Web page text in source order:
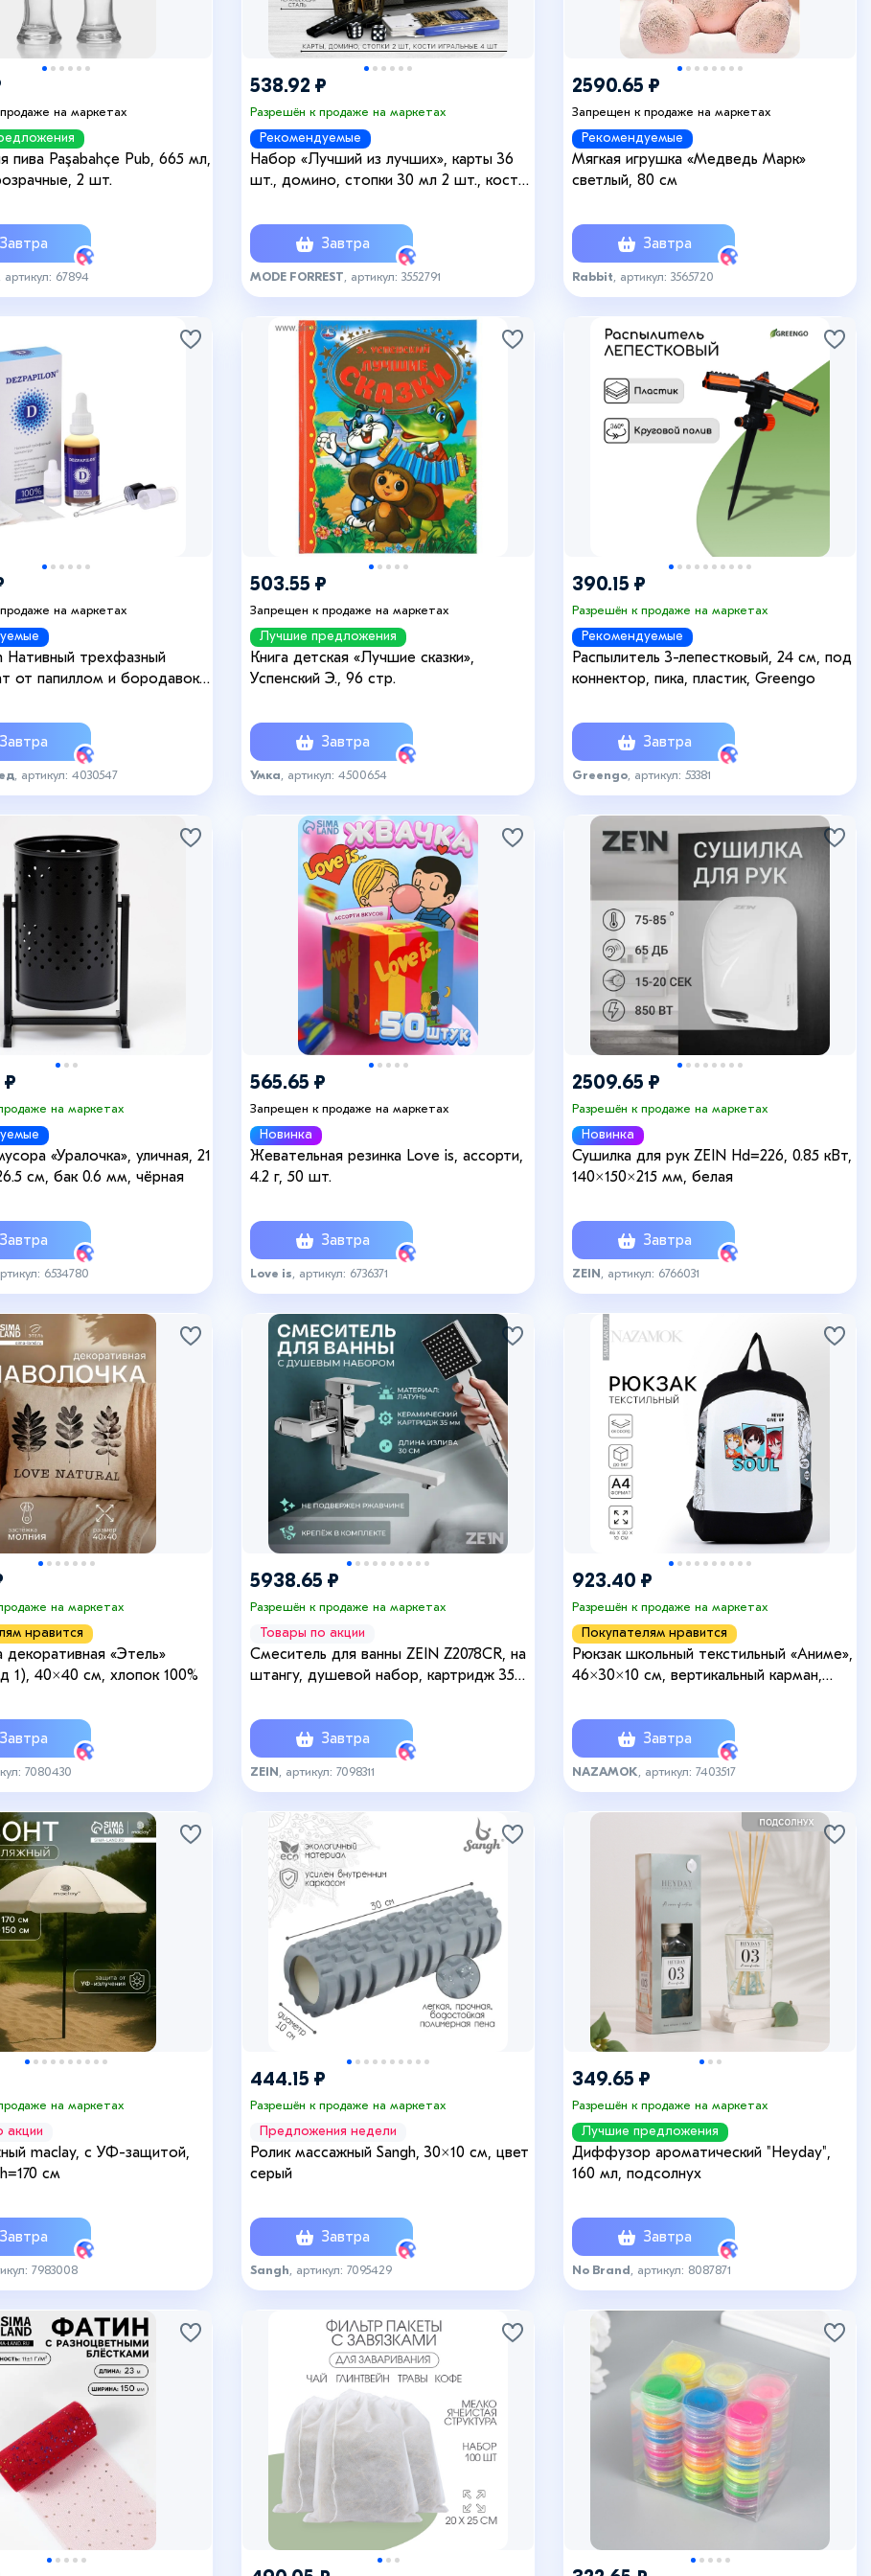
на маркетах
пива Paşabahçe Pub, 665 мл,
2 шт.
Завтра
, артикул: 67894
538.92 ₽
Разрешён к продаже на маркетах
Рекомендуемые
Набор «Лучший из лучших», карты 36
шт., домино, стопки 30 мл 2 шт., кости
Завтра
MODE FORREST , артикул: 3552791
2590.65 ₽
Запрещен к продаже на маркетах
Рекомендуемые
Мягкая игрушка «Медведь Марк»
светлый, 80 см
Завтра
Rabbit , артикул: 3565720
на маркетах
Нативный трехфазный
от папиллом и бородавок,
Завтра
, артикул: 4030547
503.55 ₽
Запрещен к продаже на маркетах
Лучшие предложения
Книга детская «Лучшие сказки»,
Успенский Э., 96 стр.
Завтра
Умка , артикул: 4500654
+8
390.15 ₽
Разрешён к продаже на маркетах
Рекомендуемые
Распылитель 3-лепестковый, 24 см, под
коннектор, пика, пластик, Greengo
Завтра
Greengo , артикул: 53381
₽
на маркетах
«Уралочка», уличная, 21
см, бак 0.6 мм, чёрная
Завтра
6534780
565.65 ₽
Запрещен к продаже на маркетах
Новинка
Жевательная резинка Love is, ассорти,
4.2 г, 50 шт.
Завтра
Love is , артикул: 6736371
2509.65 ₽
Разрешён к продаже на маркетах
Новинка
Сушилка для рук ZEIN Hd=226, 0.85 кВт,
140×150×215 мм, белая
Завтра
ZEIN , артикул: 6766031
на маркетах
нравится
декоративная «Этель»
1), 40×40 см, хлопок 100%
Завтра
7080430
+2
5938.65 ₽
Разрешён к продаже на маркетах
Товары по акции
Смеситель для ванны ZEIN Z2078CR, на
штангу, душевой набор, картридж 35
Завтра
ZEIN , артикул: 7098311
+2
923.40 ₽
Разрешён к продаже на маркетах
Покупателям нравится
Рюкзак школьный текстильный «Аниме»,
46×30×10 см, вертикальный карман,
Завтра
NAZAMOK , артикул: 7403517
на маркетах
акции
maclay, с УФ-защитой,
см
Завтра
7983008
444.15 ₽
Разрешён к продаже на маркетах
Предложения недели
Ролик массажный Sangh, 30×10 см, цвет
серый
Завтра
Sangh , артикул: 7095429
349.65 ₽
Разрешён к продаже на маркетах
Лучшие предложения
Диффузор ароматический "Heyday",
160 мл, подсолнух
Завтра
No Brand , артикул: 8087871